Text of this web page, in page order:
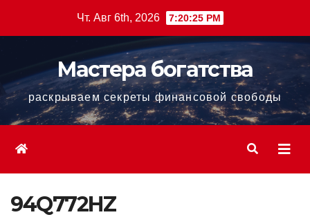
Чт. Авг 6th, 2026 7:20:26 PM
Мастера богатства
раскрываем секреты финансовой свободы
94Q772HZ